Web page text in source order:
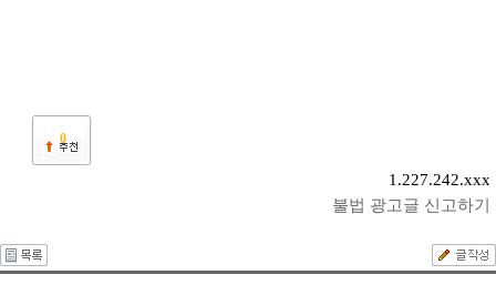
0
1.227.242.xxx
불법 광고글 신고하기